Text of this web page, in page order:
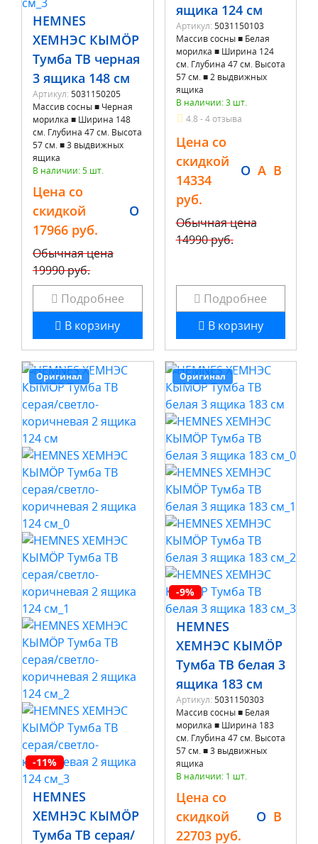
HEMNES
ХЕМНЭС КЫМÖР
Тумба ТВ черная
3 ящика 148 см
Артикул: 5031150205
Массив сосны ■ Черная
морилка ■ Ширина 148
см. Глубина 47 см. Высота
57 см. ■ 3 выдвижных
ящика
В наличии: 5 шт.
Цена со
скидкой
17966 руб.
O
Обычная цена
19990 руб.
Подробнее
В корзину
ящика 124 см
Артикул: 5031150103
Массив сосны ■ Белая
морилка ■ Ширина 124
см. Глубина 47 см. Высота
57 см. ■ 2 выдвижных
ящика
В наличии: 3 шт.
4.8 - 4 отзыва
Цена со
скидкой
14334
руб.
O A B
Обычная цена
14990 руб.
Подробнее
В корзину
Оригинал
-11%
HEMNES
ХЕМНЭС КЫМÖР
Тумба ТВ серая/
Оригинал
-9%
HEMNES
ХЕМНЭС КЫМÖР
Тумба ТВ белая 3
ящика 183 см
Артикул: 5031150303
Массив сосны ■ Белая
морилка ■ Ширина 183
см. Глубина 47 см. Высота
57 см. ■ 3 выдвижных
ящика
В наличии: 1 шт.
Цена со
скидкой
22703 руб.
O B